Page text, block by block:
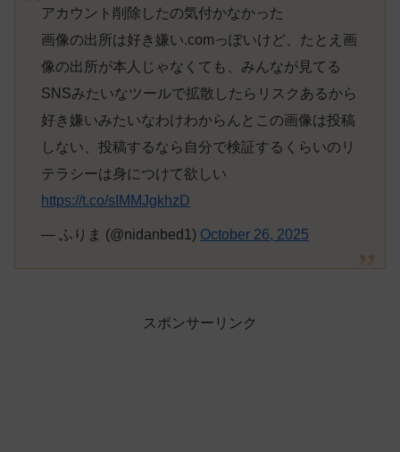
アカウント削除したの気付かなかった
画像の出所は好き嫌い.comっぽいけど、たとえ画
像の出所が本人じゃなくても、みんなが見てる
SNSみたいなツールで拡散したらリスクあるから
好き嫌いみたいなわけわからんとこの画像は投稿
しない、投稿するなら自分で検証するくらいのリ
テラシーは身につけて欲しい
https://t.co/sIMMJgkhzD
— ふりま (@nidanbed1) October 26, 2025
スポンサーリンク